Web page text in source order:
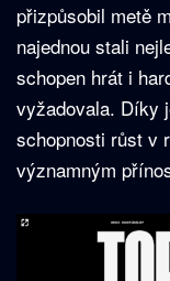
přizpůsobil metě
najednou stali
schopen hrát i
vyžadovala. Díky
schopnosti růst v
významným